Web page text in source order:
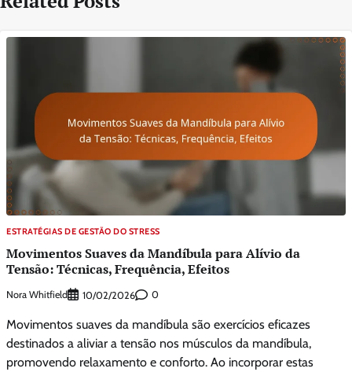
ESTRATÉGIAS DE GESTÃO DO STRESS
Movimentos Suaves da Mandíbula para Alívio da
Tensão: Técnicas, Frequência, Efeitos
Nora Whitfield 10/02/2026 0
Movimentos suaves da mandíbula são exercícios eficazes
destinados a aliviar a tensão nos músculos da mandíbula,
promovendo relaxamento e conforto. Ao incorporar estas